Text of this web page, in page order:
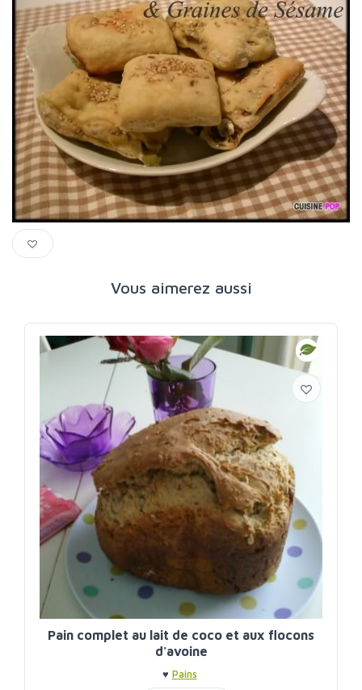
Vous aimerez aussi
Pain complet au lait de coco et aux flocons
d'avoine
♥ Pains